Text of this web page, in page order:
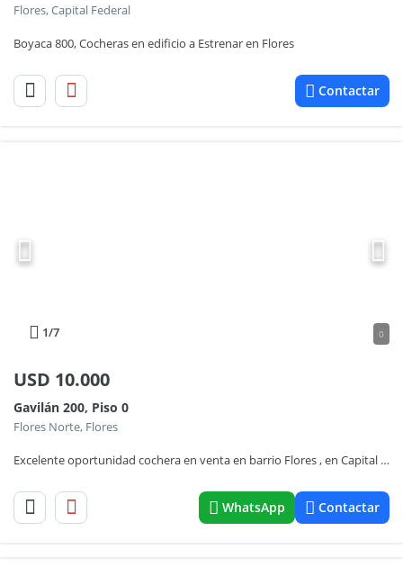
Flores, Capital Federal
Boyaca 800, Cocheras en edificio a Estrenar en Flores
Contactar
1/7 0
USD 10.000
Gavilán 200, Piso 0
Flores Norte, Flores
Excelente oportunidad cochera en venta en barrio Flores , en Capital Federal.
WhatsApp Contactar